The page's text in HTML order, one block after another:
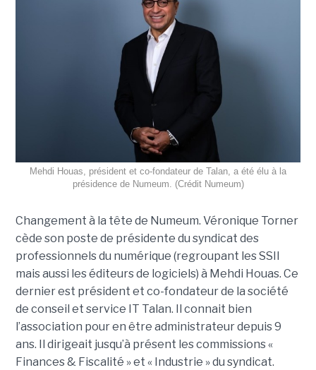
Mehdi Houas, président et co-fondateur de Talan, a été élu à la
présidence de Numeum. (Crédit Numeum)
Changement à la tête de Numeum. Véronique Torner
cède son poste de présidente du syndicat des
professionnels du numérique (regroupant les SSII
mais aussi les éditeurs de logiciels) à Mehdi Houas. Ce
dernier est président et co-fondateur de la société
de conseil et service IT Talan. Il connait bien
l’association pour en être administrateur depuis 9
ans. Il dirigeait jusqu’à présent les commissions «
Finances & Fiscalité » et « Industrie » du syndicat.